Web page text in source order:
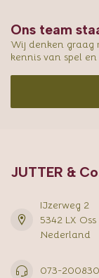
Ons team
Wij denken graag
kennis van spel
JUTTER &
IJzerweg 2
5342 LX Oss
Nederland
073-